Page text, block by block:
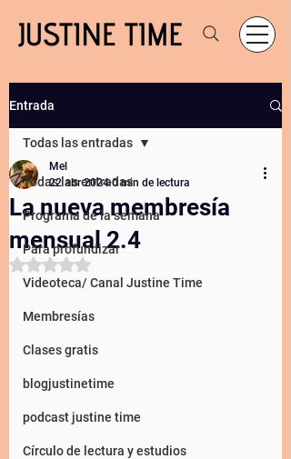
Entrada
Todas las entradas
Programa de la semana
Para profundizar
Videoteca/ Canal Justine Time
Membresías
Clases gratis
blogjustinetime
podcast justine time
Círculo de lectura y estudios
Todas las entradas
La nueva membresía
mensual 2.4
Mel
22 abr 2024 0 min de lectura
Obtuvo NaN de 5 estrellas.